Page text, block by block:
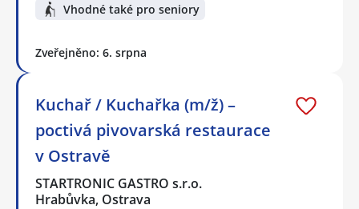
Vhodné také pro seniory
Zveřejněno: 6. srpna
Kuchař / Kuchařka (m/ž) –
poctivá pivovarská restaurace
v Ostravě
STARTRONIC GASTRO s.r.o.
Hrabůvka, Ostrava